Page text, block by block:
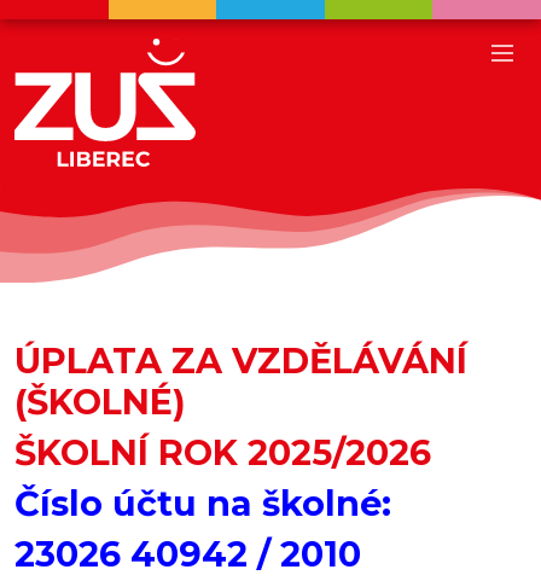
ÚPLATA ZA VZDĚLÁVÁNÍ
(ŠKOLNÉ)
ŠKOLNÍ ROK 2025/2026
Číslo účtu na školné:
23026 40942 / 2010